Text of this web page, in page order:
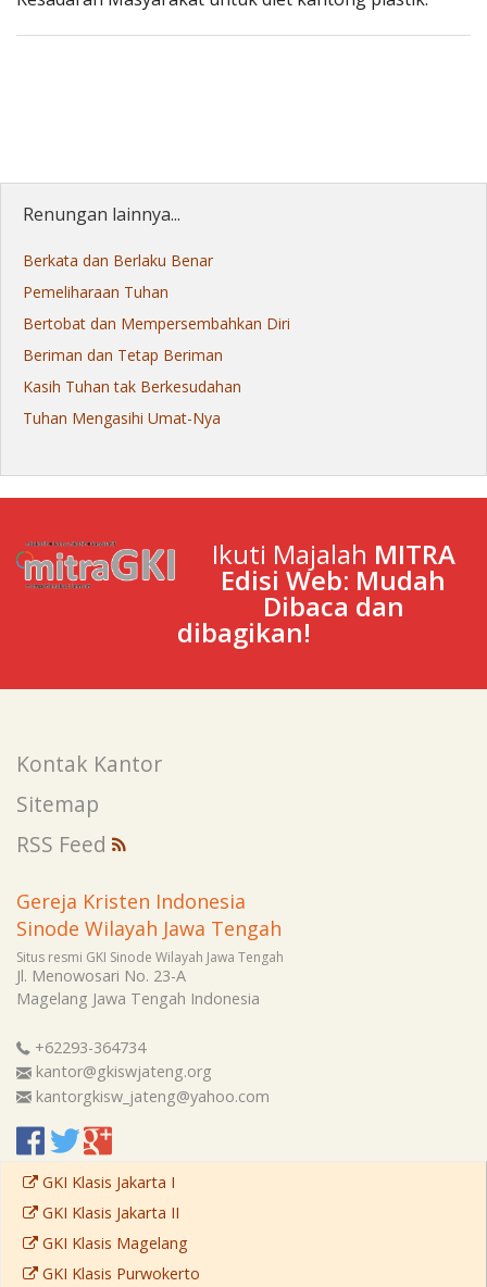
Renungan lainnya...
Berkata dan Berlaku Benar
Pemeliharaan Tuhan
Bertobat dan Mempersembahkan Diri
Beriman dan Tetap Beriman
Kasih Tuhan tak Berkesudahan
Tuhan Mengasihi Umat-Nya
Ikuti Majalah MITRA
Edisi Web: Mudah
Dibaca dan
dibagikan!
Kontak Kantor
Sitemap
RSS Feed
Gereja Kristen Indonesia
Sinode Wilayah Jawa Tengah
Situs resmi GKI Sinode Wilayah Jawa Tengah
Jl. Menowosari No. 23-A
Magelang Jawa Tengah Indonesia
+62293-364734
kantor@gkiswjateng.org
kantorgkisw_jateng@yahoo.com
GKI Klasis Jakarta I
GKI Klasis Jakarta II
GKI Klasis Magelang
GKI Klasis Purwokerto